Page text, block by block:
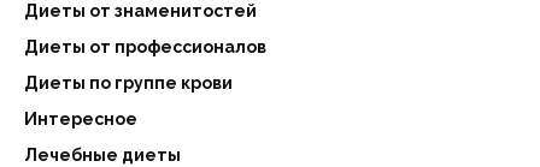
Диеты от знаменитостей
Диеты от профессионалов
Диеты по группе крови
Интересное
Лечебные диеты